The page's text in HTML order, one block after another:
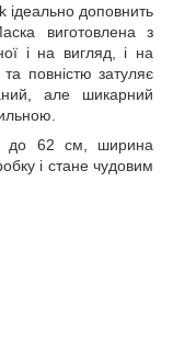
ідеально доповнить
виготовлена з
і на вигляд, і на
повністю затуляє
але шикарний
до 62 см, ширина
і стане чудовим